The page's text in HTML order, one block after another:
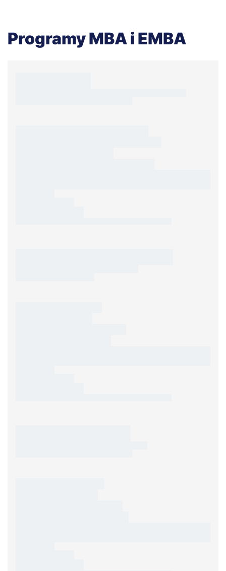
Programy MBA i EMBA